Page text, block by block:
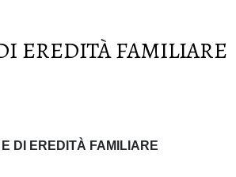
EREDITÀ FAMILIARE
DI EREDITÀ FAMILIARE